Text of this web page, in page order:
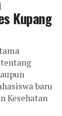
Kupang
baru
Kesehatan